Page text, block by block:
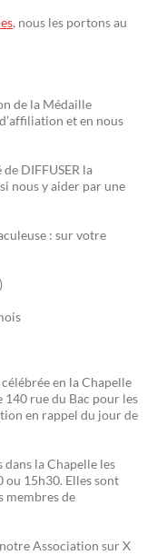
, nous les portons au
de la Médaille
et en nous
DIFFUSER la
nous y aider par une
: sur votre
en la Chapelle
rue du Bac pour les
en rappel du jour de
dans la Chapelle les
ou 15h30. Elles sont
membres de
Association sur X